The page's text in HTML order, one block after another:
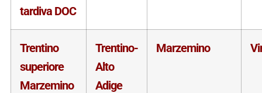
tardiva DOC
Trentino
superiore
Marzemino
Trentino-
Alto
Adige
Marzemino